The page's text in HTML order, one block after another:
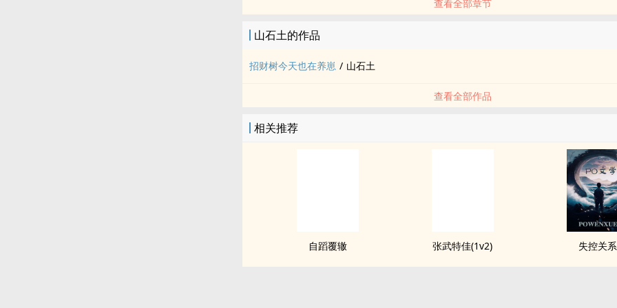
查看全部章节
山石土的作品
招财树今天也在养崽 / 山石土
查看全部作品
相关推荐
自蹈覆辙 张武特佳(1v2) 失控关系